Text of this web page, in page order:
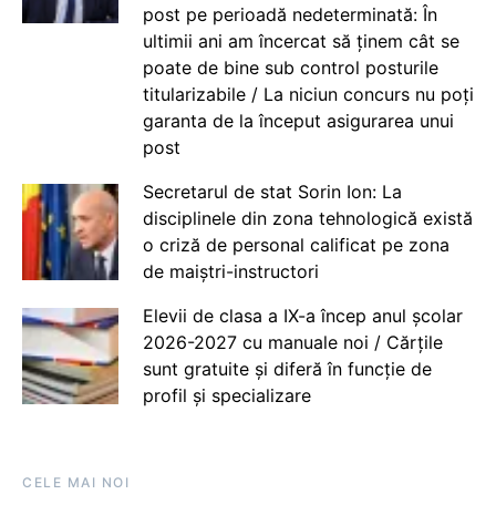
post pe perioadă nedeterminată: În
ultimii ani am încercat să ținem cât se
poate de bine sub control posturile
titularizabile / La niciun concurs nu poți
garanta de la început asigurarea unui
post
Secretarul de stat Sorin Ion: La
disciplinele din zona tehnologică există
o criză de personal calificat pe zona
de maiștri-instructori
Elevii de clasa a IX-a încep anul școlar
2026-2027 cu manuale noi / Cărțile
sunt gratuite și diferă în funcție de
profil și specializare
CELE MAI NOI